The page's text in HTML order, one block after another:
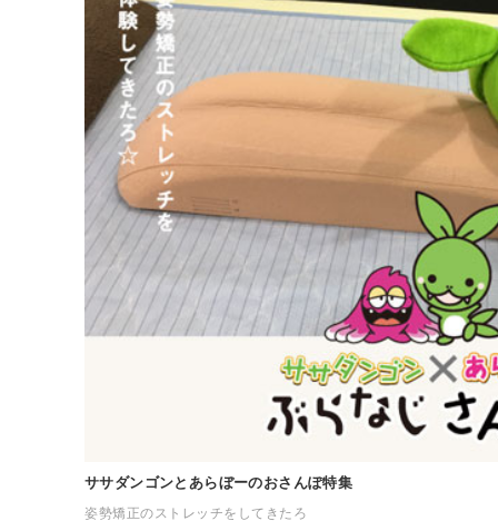
ササダンゴンとあらぼーのおさんぽ特集
姿勢矯正のストレッチをしてきたろ